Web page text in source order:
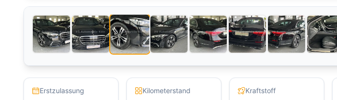
Erstzulassung Kilometerstand Kraftstoff